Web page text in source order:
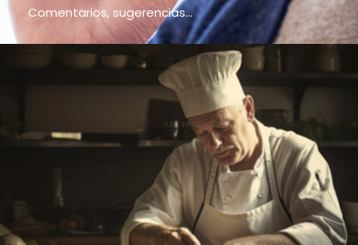
Comentarios, sugerencias...